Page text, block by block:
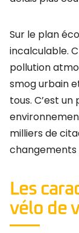
Sur le plan
incalculable.
pollution
smog urbain
tous. C’est
milliers de
changements
Les
vélo de